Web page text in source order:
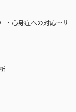
・心身症への対応～サ